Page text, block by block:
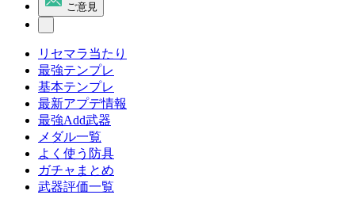
ご意見
リセマラ当たり
最強テンプレ
基本テンプレ
最新アプデ情報
最強Add武器
メダル一覧
よく使う防具
ガチャまとめ
武器評価一覧